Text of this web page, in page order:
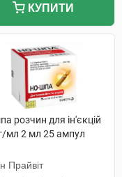
КУПИТИ
розчин для ін'єкцій
мл 2 мл 25 ампул
Прайвіт